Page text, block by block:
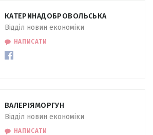
КАТЕРИНАДОБРОВОЛЬСЬКА
Відділ новин економіки
НАПИСАТИ
ВАЛЕРІЯМОРГУН
Відділ новин економіки
НАПИСАТИ